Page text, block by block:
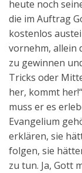
heute noch
die im Auftrag
kostenlos
vornehm, allein
zu gewinnen
Tricks oder
her, kommt
muss er es
Evangelium
erklären, sie
folgen, sie
zu tun. Ja, Gott